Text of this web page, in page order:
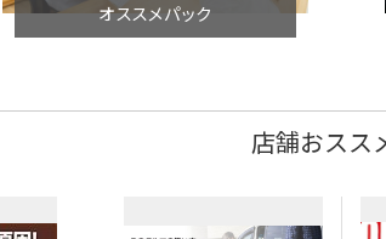
オススメパック
店舗おスス